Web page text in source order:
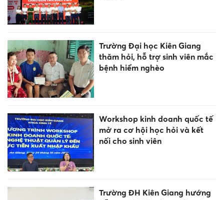
Trường Đại học Kiên Giang
thăm hỏi, hỗ trợ sinh viên mắc
bệnh hiểm nghèo
Workshop kinh doanh quốc tế
mở ra cơ hội học hỏi và kết
nối cho sinh viên
Trường ĐH Kiên Giang hướng